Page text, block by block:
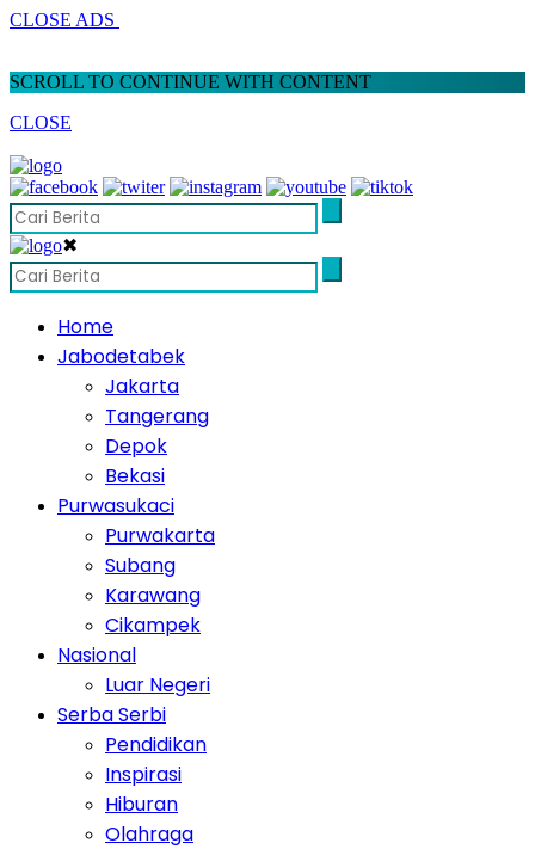
CLOSE ADS
SCROLL TO CONTINUE WITH CONTENT
CLOSE
✖
Home
Jabodetabek
Jakarta
Tangerang
Depok
Bekasi
Purwasukaci
Purwakarta
Subang
Karawang
Cikampek
Nasional
Luar Negeri
Serba Serbi
Pendidikan
Inspirasi
Hiburan
Olahraga